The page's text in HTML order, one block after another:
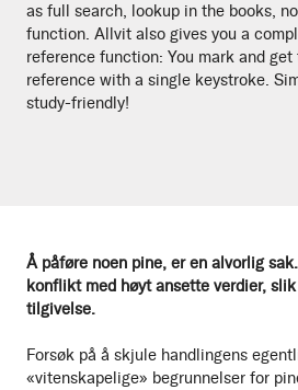
Å påføre noen pine, er en alvorlig
konflikt med høyt ansette verdier,
tilgivelse.
Forsøk på å skjule handlingens
«vitenskapelige» begrunnelser for
as full search, lookup in the books,
function. Allvit also gives you a
reference function: You mark and
reference with a single keystroke.
study-friendly!